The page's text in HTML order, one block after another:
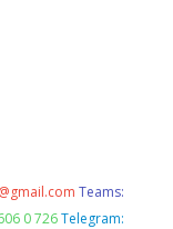
Teams:
0 726 Telegram: